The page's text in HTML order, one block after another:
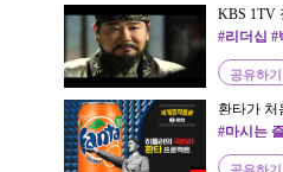
KBS 1TV
#리더십 #
공유하기
환타가 처
#마시는